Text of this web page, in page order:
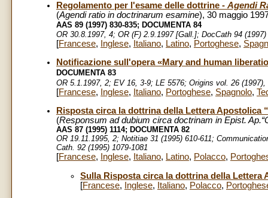
Regolamento per l'esame delle dottrine - Agendi
(Agendi ratio in doctrinarum esamine), 30 maggio
AAS 89 (1997) 830-835; DOCUMENTA 84
OR 30.8.1997, 4; OR (F) 2.9.1997 [Gall.]; DocCath 94
[Francese, Inglese, Italiano, Latino, Portoghese,
Notificazione sull'opera «Mary and human
DOCUMENTA 83
OR 5.1.1997, 2; EV 16, 3-9; LE 5576; Origins vol. 26
[Francese, Inglese, Italiano, Portoghese, Spagnolo,
Risposta circa la dottrina della Lettera Apostolica “
(Responsum ad dubium circa doctrinam in Epist.
AAS 87 (1995) 1114; DOCUMENTA 82
OR 19.11.1995, 2; Notitiae 31 (1995) 610-611;
Cath. 92 (1995) 1079-1081
[Francese, Inglese, Italiano, Latino, Polacco,
Sulla Risposta circa la dottrina della Lettera
[Francese, Inglese, Italiano, Polacco,